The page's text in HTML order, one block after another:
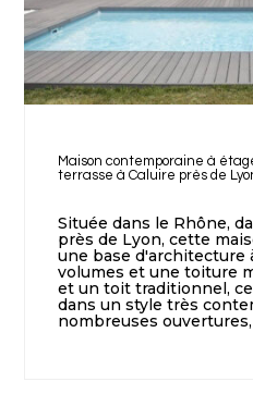
Maison contemporaine à
terrasse à Caluire près de
Située dans le Rhône,
près de Lyon, cette
une base d'architecture
volumes et une toiture
et un toit traditionnel,
dans un style très
nombreuses ouvertures,